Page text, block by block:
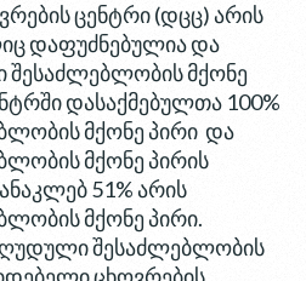
ცენტრი (დცც) არის
დაფუძნებულია და
შესაძლებლობის მქონე
დასაქმებულთა 100%
მქონე პირი და
მქონე პირის
51% არის
მქონე პირი.
შესაძლებლობის